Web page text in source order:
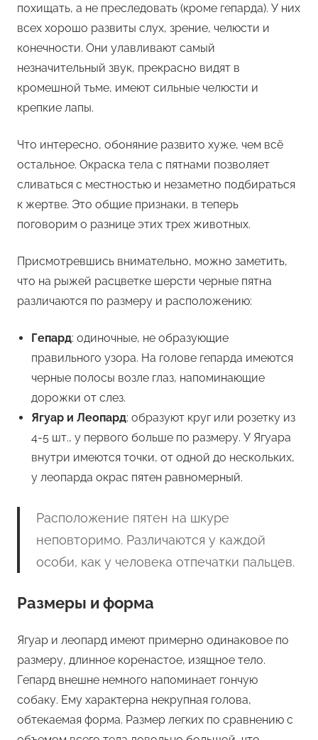
похищать, а не преследовать (кроме гепарда). У них
всех хорошо развиты слух, зрение, челюсти и
конечности. Они улавливают самый
незначительный звук, прекрасно видят в
кромешной тьме, имеют сильные челюсти и
крепкие лапы.
Что интересно, обоняние развито хуже, чем всё
остальное. Окраска тела с пятнами позволяет
сливаться с местностью и незаметно подбираться
к жертве. Это общие признаки, в теперь
поговорим о разнице этих трех животных.
Присмотревшись внимательно, можно заметить,
что на рыжей расцветке шерсти черные пятна
различаются по размеру и расположению:
Гепард: одиночные, не образующие
правильного узора. На голове гепарда имеются
черные полосы возле глаз, напоминающие
дорожки от слез.
Ягуар и Леопард: образуют круг или розетку из
4-5 шт., у первого больше по размеру. У Ягуара
внутри имеются точки, от одной до нескольких,
у леопарда окрас пятен равномерный.
Расположение пятен на шкуре
неповторимо. Различаются у каждой
особи, как у человека отпечатки пальцев.
Размеры и форма
Ягуар и леопард имеют примерно одинаковое по
размеру, длинное коренастое, изящное тело.
Гепард внешне немного напоминает гончую
собаку. Ему характерна некрупная голова,
обтекаемая форма. Размер легких по сравнению с